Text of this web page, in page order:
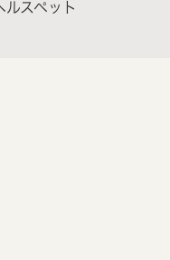
ルスペット